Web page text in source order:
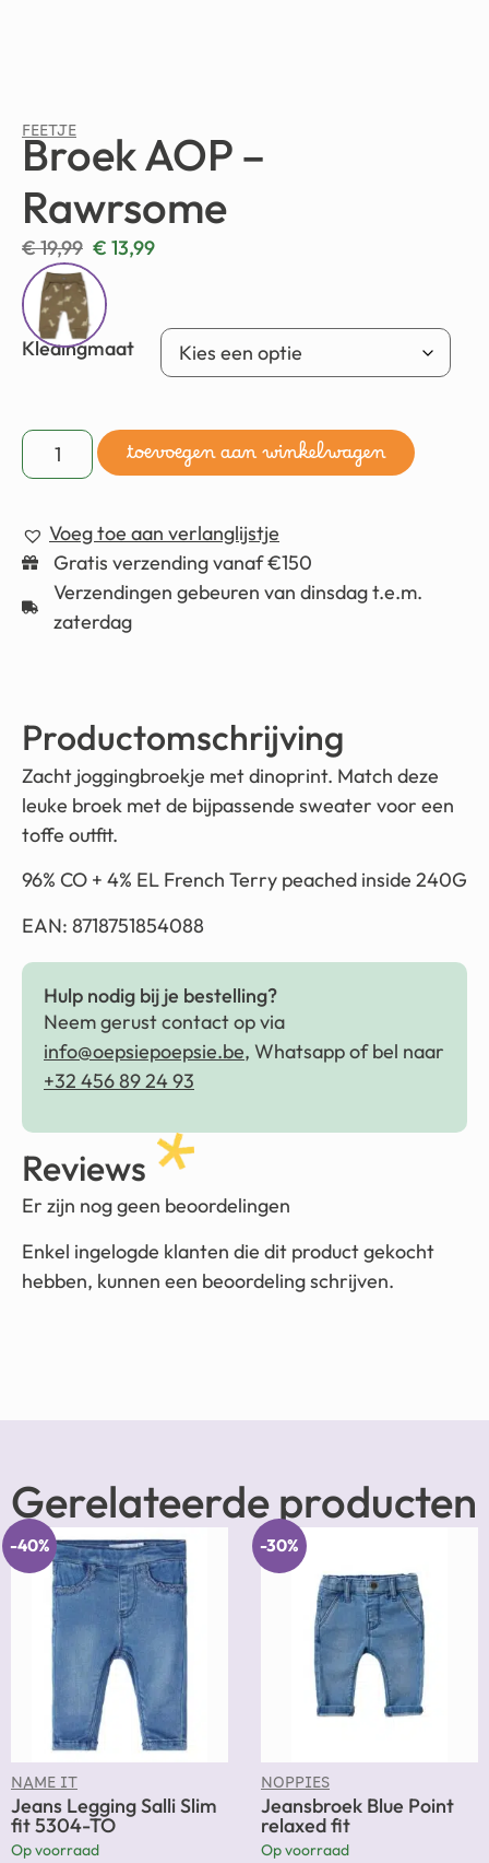
FEETJE
Broek AOP –
Rawrsome
€19,99 € 13,99
Kledingmaat
toevoegen aan winkelwagen
Voeg toe aan verlanglijstje
Gratis verzending vanaf €150
Verzendingen gebeuren van dinsdag t.e.m.
zaterdag
Productomschrijving
Zacht joggingbroekje met dinoprint. Match deze
leuke broek met de bijpassende sweater voor een
toffe outfit.
96% CO + 4% EL French Terry peached inside 240G
EAN: 8718751854088
Hulp nodig bij je bestelling?
Neem gerust contact op via
info@oepsiepoepsie.be, Whatsapp of bel naar
+32 456 89 24 93
Reviews
Er zijn nog geen beoordelingen
Enkel ingelogde klanten die dit product gekocht
hebben, kunnen een beoordeling schrijven.
Gerelateerde producten
-40%
NAME IT
Jeans Legging Salli Slim
fit 5304-TO
Op voorraad
-30%
NOPPIES
Jeansbroek Blue Point
relaxed fit
Op voorraad